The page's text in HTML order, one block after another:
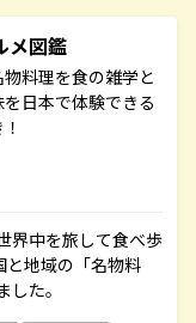
メ図鑑
料理を食の雑学と
日本で体験できる
界中を旅して食べ歩
と地域の「名物料
た。